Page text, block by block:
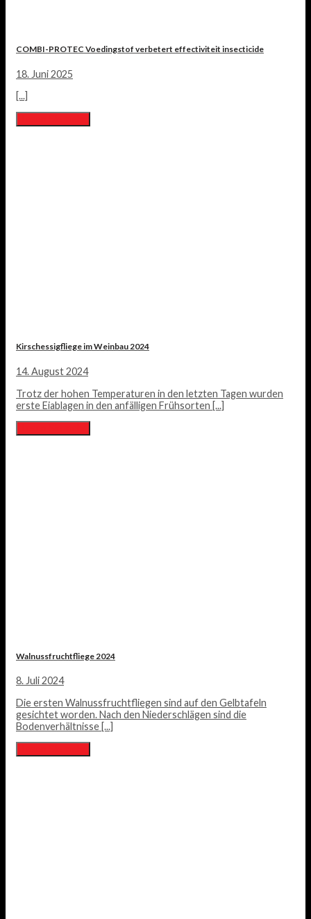
COMBI-PROTEC Voedingstof verbetert effectiviteit insecticide
18. Juni 2025
[...]
Kirschessigfliege im Weinbau 2024
14. August 2024
Trotz der hohen Temperaturen in den letzten Tagen wurden
erste Eiablagen in den anfälligen Frühsorten [...]
Walnussfruchtfliege 2024
8. Juli 2024
Die ersten Walnussfruchtfliegen sind auf den Gelbtafeln
gesichtet worden. Nach den Niederschlägen sind die
Bodenverhältnisse [...]